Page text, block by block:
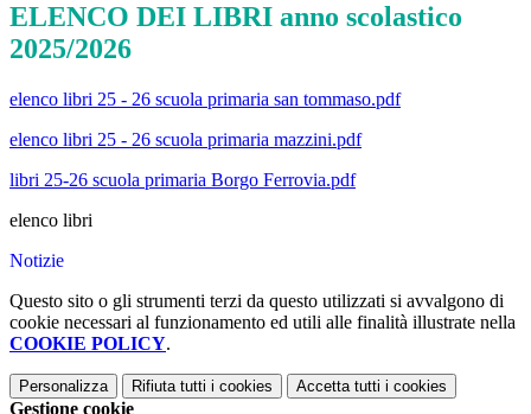
ELENCO DEI LIBRI anno scolastico
2025/2026
elenco libri 25 - 26 scuola primaria san tommaso.pdf
elenco libri 25 - 26 scuola primaria mazzini.pdf
libri 25-26 scuola primaria Borgo Ferrovia.pdf
elenco libri
Notizie
Questo sito o gli strumenti terzi da questo utilizzati si avvalgono di
cookie necessari al funzionamento ed utili alle finalità illustrate nella
COOKIE POLICY.
Personalizza Rifiuta tutti i cookies Accetta tutti i cookies
Gestione cookie